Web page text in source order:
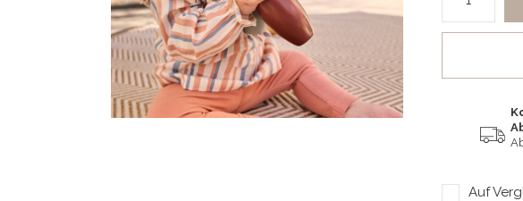
Auf